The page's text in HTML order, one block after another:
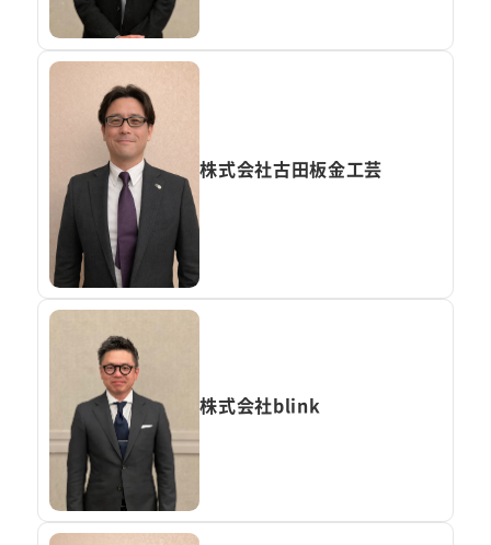
株式会社古田板金工芸
株式会社blink